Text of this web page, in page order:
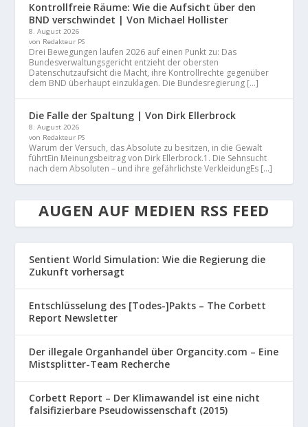
Kontrollfreie Räume: Wie die Aufsicht über den
BND verschwindet | Von Michael Hollister
8. August 2026
von Redakteur PS
Drei Bewegungen laufen 2026 auf einen Punkt zu: Das
Bundesverwaltungsgericht entzieht der obersten
Datenschutzaufsicht die Macht, ihre Kontrollrechte gegenüber
dem BND überhaupt einzuklagen. Die Bundesregierung […]
Die Falle der Spaltung | Von Dirk Ellerbrock
8. August 2026
von Redakteur PS
Warum der Versuch, das Absolute zu besitzen, in die Gewalt
führtEin Meinungsbeitrag von Dirk Ellerbrock.1. Die Sehnsucht
nach dem Absoluten – und ihre gefährlichste VerkleidungEs […]
AUGEN AUF MEDIEN RSS FEED
Sentient World Simulation: Wie die Regierung die
Zukunft vorhersagt
Entschlüsselung des [Todes-]Pakts – The Corbett
Report Newsletter
Der illegale Organhandel über Organcity.com – Eine
Mistsplitter-Team Recherche
Corbett Report – Der Klimawandel ist eine nicht
falsifizierbare Pseudowissenschaft (2015)